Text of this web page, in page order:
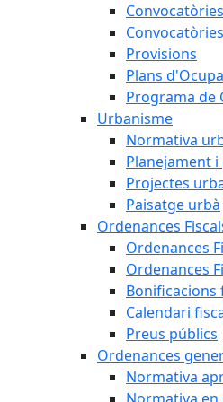
Provisions
Plans
Programa de
Urbanisme
Normativa
Planejament
Projectes
Paisatge urbà
Ordenances
Ordenances
Ordenances
Bonificacions
Calendari
Preus públics
Ordenances
Normativa